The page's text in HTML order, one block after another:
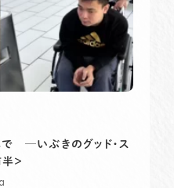
で ─いぶきのグッド・ス
＞